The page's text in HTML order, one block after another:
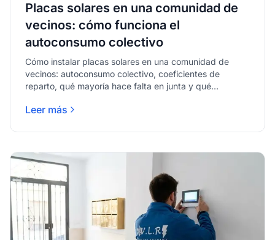
Placas solares en una comunidad de
vecinos: cómo funciona el
autoconsumo colectivo
Cómo instalar placas solares en una comunidad de
vecinos: autoconsumo colectivo, coeficientes de
reparto, qué mayoría hace falta en junta y qué
Leer más